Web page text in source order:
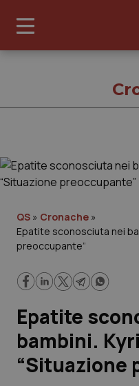
Governo e
Regioni e Asl
Lavoro e Professioni
Scienza e Farmaci
Studi e Analisi
QS » Cronache »
Epatite sconosciuta nei
preoccupante”
Epatite
bambini.
“Situazione